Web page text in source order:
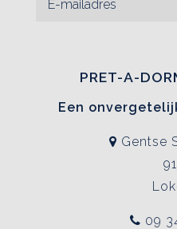
PRET-A-
Een
Gentse
09